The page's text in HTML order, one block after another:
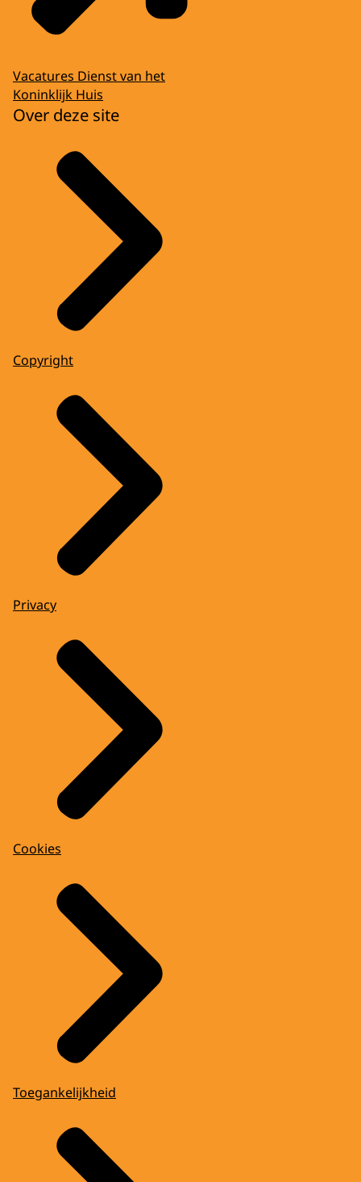
Vacatures Dienst van het
Koninklijk Huis
Over deze site
Copyright
Privacy
Cookies
Toegankelijkheid